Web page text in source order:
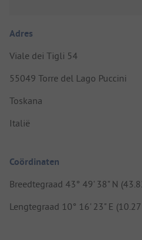
Adres
Viale dei Tigli 54
55049 Torre del Lago Puccini
Toskana
Italië
Coördinaten
Breedtegraad 43° 49' 38" N
Lengtegraad 10° 16' 23" E